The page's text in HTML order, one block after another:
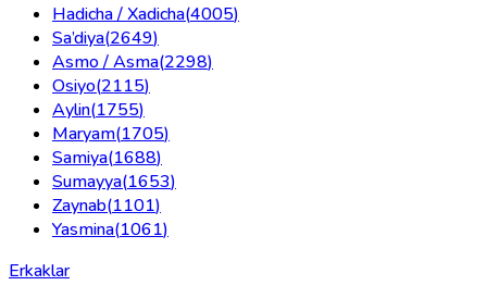
Hadicha / Xadicha(4005)
Sa’diya(2649)
Asmo / Asma(2298)
Osiyo(2115)
Aylin(1755)
Maryam(1705)
Samiya(1688)
Sumayya(1653)
Zaynab(1101)
Yasmina(1061)
Erkaklar